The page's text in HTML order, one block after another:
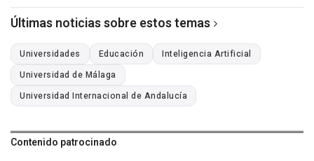
Últimas noticias sobre estos temas
Universidades Educación
Inteligencia Artificial
Universidad de Málaga
Universidad Internacional de Andalucía
Contenido patrocinado